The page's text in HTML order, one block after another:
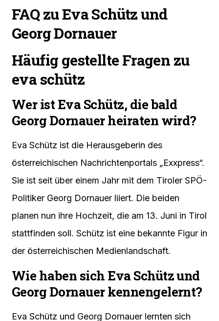
FAQ zu Eva Schütz und
Georg Dornauer
Häufig gestellte Fragen zu
eva schütz
Wer ist Eva Schütz, die bald
Georg Dornauer heiraten wird?
Eva Schütz ist die Herausgeberin des
österreichischen Nachrichtenportals „Exxpress“.
Sie ist seit über einem Jahr mit dem Tiroler SPÖ-
Politiker Georg Dornauer liiert. Die beiden
planen nun ihre Hochzeit, die am 13. Juni in Tirol
stattfinden soll. Schütz ist eine bekannte Figur in
der österreichischen Medienlandschaft.
Wie haben sich Eva Schütz und
Georg Dornauer kennengelernt?
Eva Schütz und Georg Dornauer lernten sich